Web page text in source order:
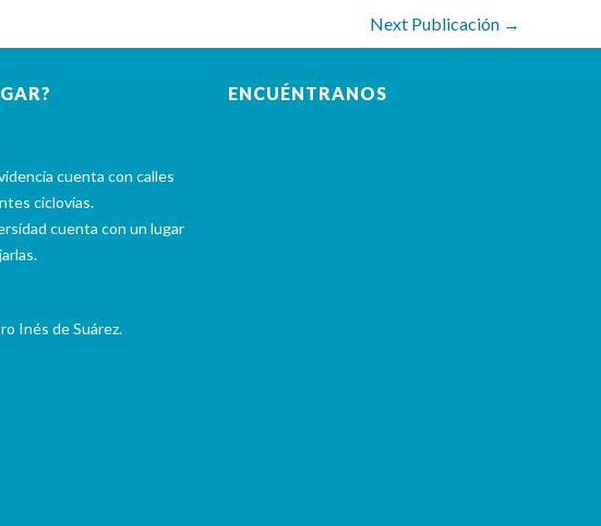
Next Publicación →
cuenta con calles
ciclovías.
cuenta con un lugar
Inés de Suárez.
ENCUÉNTRANOS